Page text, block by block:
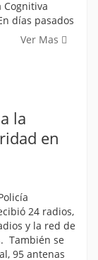
días pasados
Ver Mas
la
en
24 radios,
y la red de
También se
95 antenas